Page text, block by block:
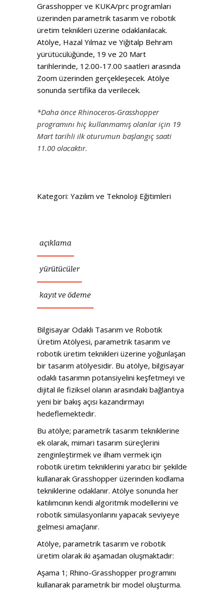
Grasshopper ve KUKA/prc programları
üzerinden parametrik tasarım ve robotik
üretim teknikleri üzerine odaklanılacak.
Atölye, Hazal Yılmaz ve Yiğitalp Behram
yürütücülüğünde, 19 ve 20 Mart
tarihlerinde, 12.00-17.00 saatleri arasında
Zoom üzerinden gerçekleşecek. Atölye
sonunda sertifika da verilecek.
*Daha önce Rhinoceros-Grasshopper
programını hiç kullanmamış olanlar için 19
Mart tarihli ilk oturumun başlangıç saati
11.00 olacaktır.
Kategori: Yazılım ve Teknoloji Eğitimleri
açıklama
yürütücüler
kayıt ve ödeme
Bilgisayar Odaklı Tasarım ve Robotik
Üretim Atölyesi, parametrik tasarım ve
robotik üretim teknikleri üzerine yoğunlaşan
bir tasarım atölyesidir. Bu atölye, bilgisayar
odaklı tasarımın potansiyelini keşfetmeyi ve
dijital ile fiziksel olanın arasındaki bağlantıya
yeni bir bakış açısı kazandırmayı
hedeflemektedir.
Bu atölye; parametrik tasarım tekniklerine
ek olarak, mimari tasarım süreçlerini
zenginleştirmek ve ilham vermek için
robotik üretim tekniklerini yaratıcı bir şekilde
kullanarak Grasshopper üzerinden kodlama
tekniklerine odaklanır. Atölye sonunda her
katılımcının kendi algoritmik modellerini ve
robotik simülasyonlarını yapacak seviyeye
gelmesi amaçlanır.
Atölye, parametrik tasarım ve robotik
üretim olarak iki aşamadan oluşmaktadır:
Aşama 1; Rhino-Grasshopper programını
kullanarak parametrik bir model oluşturma.